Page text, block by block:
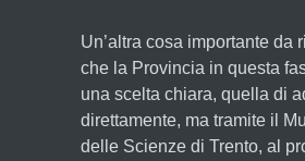
Un’altra cosa importante da
che la Provincia in questa
una scelta chiara, quella di
direttamente, ma tramite il
delle Scienze di Trento, al